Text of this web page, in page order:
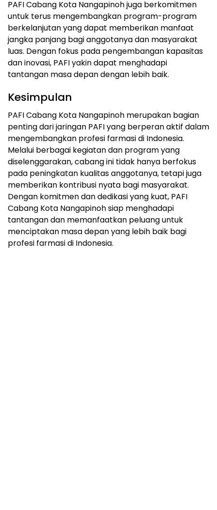
PAFI Cabang Kota Nangapinoh juga berkomitmen
untuk terus mengembangkan program-program
berkelanjutan yang dapat memberikan manfaat
jangka panjang bagi anggotanya dan masyarakat
luas. Dengan fokus pada pengembangan kapasitas
dan inovasi, PAFI yakin dapat menghadapi
tantangan masa depan dengan lebih baik.
Kesimpulan
PAFI Cabang Kota Nangapinoh merupakan bagian
penting dari jaringan PAFI yang berperan aktif dalam
mengembangkan profesi farmasi di Indonesia.
Melalui berbagai kegiatan dan program yang
diselenggarakan, cabang ini tidak hanya berfokus
pada peningkatan kualitas anggotanya, tetapi juga
memberikan kontribusi nyata bagi masyarakat.
Dengan komitmen dan dedikasi yang kuat, PAFI
Cabang Kota Nangapinoh siap menghadapi
tantangan dan memanfaatkan peluang untuk
menciptakan masa depan yang lebih baik bagi
profesi farmasi di Indonesia.